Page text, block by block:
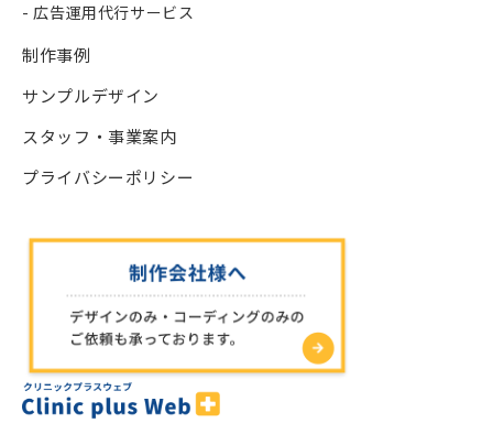
- 広告運用代行サービス
制作事例
サンプルデザイン
スタッフ・事業案内
プライバシーポリシー